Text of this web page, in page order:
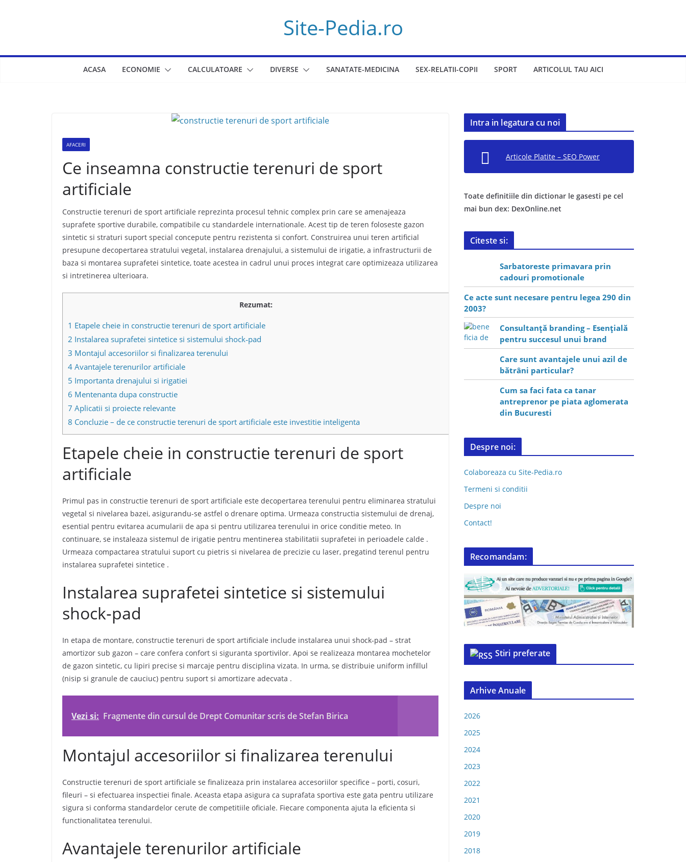
Site-Pedia.ro
ACASA ECONOMIE CALCULATOARE DIVERSE SANATATE-MEDICINA SEX-RELATII-COPII SPORT ARTICOLUL TAU AICI
AFACERI
Ce inseamna constructie terenuri de sport
artificiale
Constructie terenuri de sport artificiale reprezinta procesul tehnic complex prin care se amenajeaza
suprafete sportive durabile, compatibile cu standardele internationale. Acest tip de teren foloseste gazon
sintetic si straturi suport special concepute pentru rezistenta si confort. Construirea unui teren artificial
presupune decopertarea stratului vegetal, instalarea drenajului, a sistemului de irigatie, a infrastructurii de
baza si montarea suprafetei sintetice, toate acestea in cadrul unui proces integrat care optimizeaza utilizarea
si intretinerea ulterioara.
Rezumat:
1 Etapele cheie in constructie terenuri de sport artificiale
2 Instalarea suprafetei sintetice si sistemului shock‑pad
3 Montajul accesoriilor si finalizarea terenului
4 Avantajele terenurilor artificiale
5 Importanta drenajului si irigatiei
6 Mentenanta dupa constructie
7 Aplicatii si proiecte relevante
8 Concluzie – de ce constructie terenuri de sport artificiale este investitie inteligenta
Etapele cheie in constructie terenuri de sport
artificiale
Primul pas in constructie terenuri de sport artificiale este decopertarea terenului pentru eliminarea stratului
vegetal si nivelarea bazei, asigurandu-se astfel o drenare optima. Urmeaza constructia sistemului de drenaj,
esential pentru evitarea acumularii de apa si pentru utilizarea terenului in orice conditie meteo. In
continuare, se instaleaza sistemul de irigatie pentru mentinerea stabilitatii suprafetei in perioadele calde .
Urmeaza compactarea stratului suport cu pietris si nivelarea de precizie cu laser, pregatind terenul pentru
instalarea suprafetei sintetice .
Instalarea suprafetei sintetice si sistemului
shock‑pad
In etapa de montare, constructie terenuri de sport artificiale include instalarea unui shock‑pad – strat
amortizor sub gazon – care confera confort si siguranta sportivilor. Apoi se realizeaza montarea mochetelor
de gazon sintetic, cu lipiri precise si marcaje pentru disciplina vizata. In urma, se distribuie uniform infillul
(nisip si granule de cauciuc) pentru suport si amortizare adecvata .
Vezi si: Fragmente din cursul de Drept Comunitar scris de Stefan Birica
Montajul accesoriilor si finalizarea terenului
Constructie terenuri de sport artificiale se finalizeaza prin instalarea accesoriilor specifice – porti, cosuri,
fileuri – si efectuarea inspectiei finale. Aceasta etapa asigura ca suprafata sportiva este gata pentru utilizare
sigura si conforma standardelor cerute de competitiile oficiale. Fiecare componenta ajuta la eficienta si
functionalitatea terenului.
Avantajele terenurilor artificiale
Intra in legatura cu noi
Articole Platite – SEO Power
Toate definitiile din dictionar le gasesti pe cel
mai bun dex: DexOnline.net
Citeste si:
Sarbatoreste primavara prin
cadouri promotionale
Ce acte sunt necesare pentru legea 290 din
2003?
Consultanță branding – Esențială
pentru succesul unui brand
Care sunt avantajele unui azil de
bătrâni particular?
Cum sa faci fata ca tanar
antreprenor pe piata aglomerata
din Bucuresti
Despre noi:
Colaboreaza cu Site-Pedia.ro
Termeni si conditii
Despre noi
Contact!
Recomandam:
Stiri preferate
Arhive Anuale
2026
2025
2024
2023
2022
2021
2020
2019
2018